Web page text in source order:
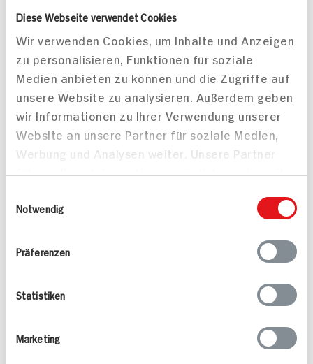
Diese Webseite verwendet Cookies
Wir verwenden Cookies, um Inhalte und Anzeigen
zu personalisieren, Funktionen für soziale
Medien anbieten zu können und die Zugriffe auf
unsere Website zu analysieren. Außerdem geben
wir Informationen zu Ihrer Verwendung unserer
Website an unsere Partner für soziale Medien,
Werbung und Analysen weiter. Unsere Partner
führen diese Informationen möglicherweise mit
bereitgestellt haben oder die sie im Rahmen
Notwendig
Präferenzen
Statistiken
Marketing
50 min
614 kcal p. Portion
Leicht
Vegetarisch
50 min
614 kcal p. Portion
Leicht
Linsenbraten mit
Rotkohl
984 kcal p. Portion
Vegan
Kabeljau Rückenfilet
793 kcal p. Portion